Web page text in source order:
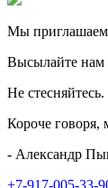
Мы приглашаем
Высылайте нам
Не
Короче
- Александр
+7-917-005-33-